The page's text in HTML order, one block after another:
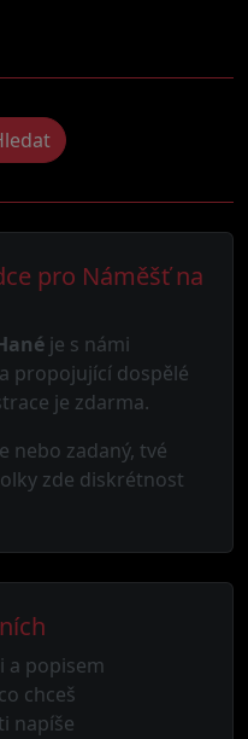
pro Náměšť na
je s námi
propojující dospělé
je zdarma.
nebo zadaný, tvé
zde diskrétnost
a popisem
chceš
napíše